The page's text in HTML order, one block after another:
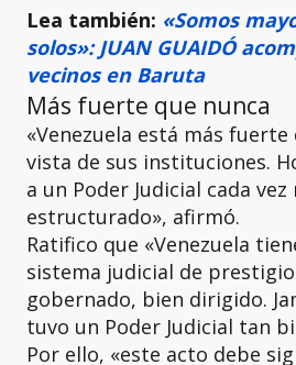
Lea también: «Somos
solos»: JUAN GUAIDÓ
vecinos en Baruta
Más fuerte que nunca
«Venezuela está más
vista de sus instituciones.
a un Poder Judicial cada
estructurado», afirmó.
Ratifico que «Venezuela
sistema judicial de
gobernado, bien dirigido.
tuvo un Poder Judicial tan
Por ello, «este acto debe